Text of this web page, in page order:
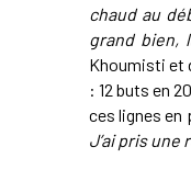
chaud au
grand bien,
Khoumisti et
: 12 buts en
ces lignes en
J’ai pris une